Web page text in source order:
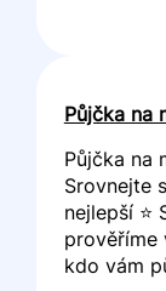
Půjčka na
Půjčka na
Srovnejte
nejlepší ⭐
prověříme
kdo vám